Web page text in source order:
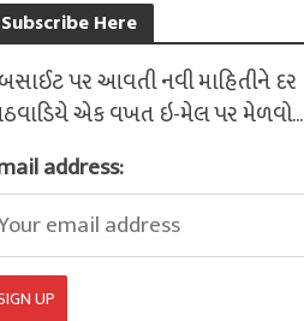
Subscribe Here
પર આવતી નવી માહિતીને દર
એક વખત ઇ-મેલ પર મેળવો...
address: